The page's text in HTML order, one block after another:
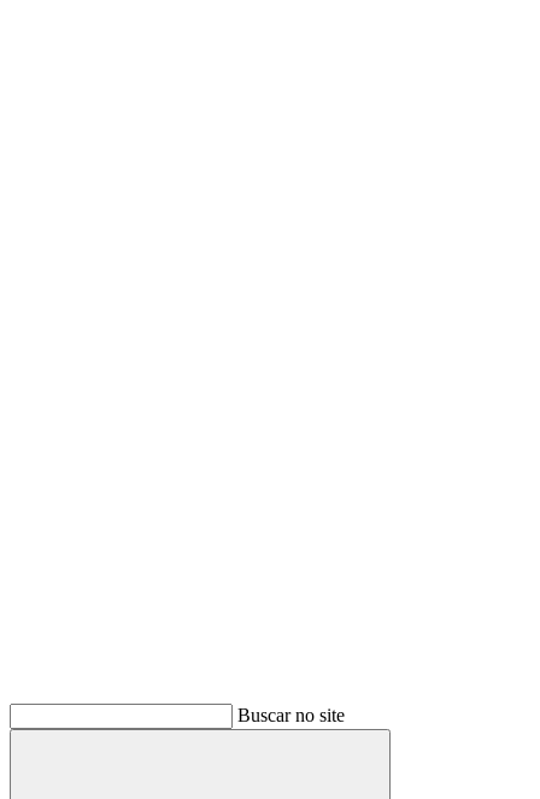
Buscar no site